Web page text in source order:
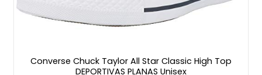
Converse Chuck Taylor All Star Classic High Top
DEPORTIVAS PLANAS Unisex